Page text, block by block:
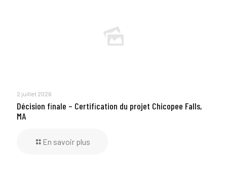
2 juillet 2026
Décision finale – Certification du projet Chicopee Falls,
MA
En savoir plus